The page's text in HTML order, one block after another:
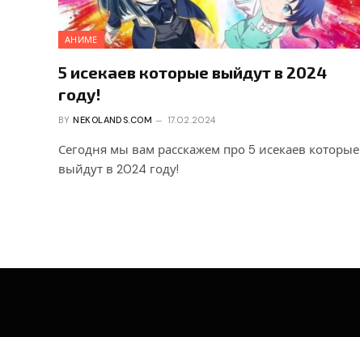
АНИМЕ
5 исекаев которые выйдут в 2024
году!
BY NEKOLANDS.COM 17.02.2024
Сегодня мы вам расскажем про 5 исекаев которые
выйдут в 2024 году!